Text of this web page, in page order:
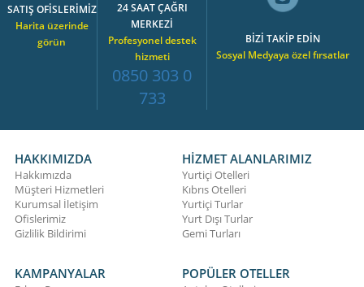
SATIŞ OFİSLERİMİZ
Harita üzerinde
görün
24 SAAT ÇAĞRI
MERKEZİ
Profesyonel destek
hizmeti
0850 303 0
733
BİZİ TAKİP EDİN
Sosyal Medyaya özel fırsatlar
HAKKIMIZDA
Hakkımızda
Müşteri Hizmetleri
Kurumsal İletişim
Ofislerimiz
Gizlilik Bildirimi
HİZMET ALANLARIMIZ
Yurtiçi Otelleri
Kıbrıs Otelleri
Yurtiçi Turlar
Yurt Dışı Turlar
Gemi Turları
KAMPANYALAR POPÜLER OTELLER